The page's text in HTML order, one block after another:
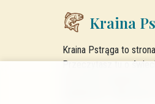
Kraina
Kraina Pstrąga to
Przeczytasz tu o